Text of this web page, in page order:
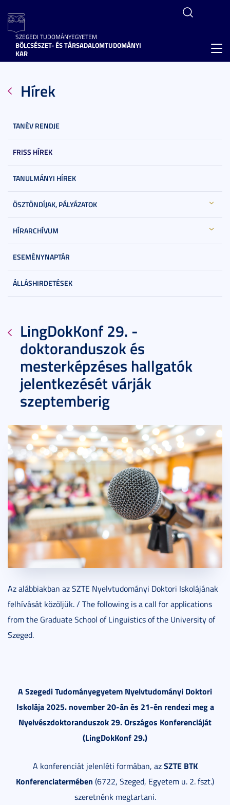
SZEGEDI TUDOMÁNYEGYETEM
BÖLCSÉSZET- ÉS TÁRSADALOMTUDOMÁNYI
KAR
Hírek
TANÉV RENDJE
FRISS HÍREK
TANULMÁNYI HÍREK
ÖSZTÖNDÍJAK, PÁLYÁZATOK
HÍRARCHÍVUM
ESEMÉNYNAPTÁR
ÁLLÁSHIRDETÉSEK
LingDokKonf 29. -
doktoranduszok és
mesterképzéses hallgatók
jelentkezését várják
szeptemberig
Az alábbiakban az SZTE Nyelvtudományi Doktori Iskolájának
felhívását közöljük. / The following is a call for applications
from the Graduate School of Linguistics of the University of
Szeged.
A Szegedi Tudományegyetem Nyelvtudományi Doktori
Iskolája 2025. november 20-án és 21-én rendezi meg a
Nyelvészdoktoranduszok 29. Országos Konferenciáját
(LingDokKonf 29.)
A konferenciát jelenléti formában, azSZTE BTK
Konferenciatermében (6722, Szeged, Egyetem u. 2. fszt.)
szeretnénk megtartani.